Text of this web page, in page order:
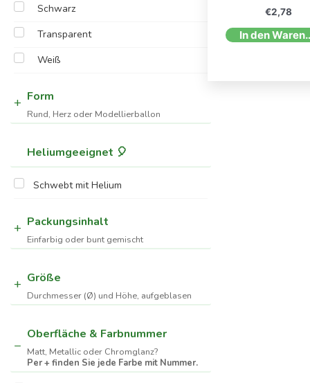
Schwarz
Transparent
Weiß
Form
Rund, Herz oder Modellierballon
Heliumgeeignet 🎈
Schwebt mit Helium
Packungsinhalt
Einfarbig oder bunt gemischt
Größe
Durchmesser (Ø) und Höhe, aufgeblasen
Oberfläche & Farbnummer
Matt, Metallic oder Chromglanz?
Per + finden Sie jede Farbe mit Nummer.
€2,78
In